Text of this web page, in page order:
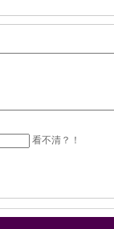
看不清？！